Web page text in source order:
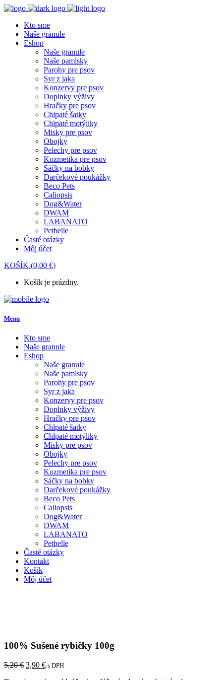
Kto sme
Naše granule
Eshop
Naše granule
Naše pamlsky
Parohy pre psov
Syr z jaka
Konzervy pre psov
Doplnky výživy
Hračky pre psov
Chlpaté šatky
Chlpaté motýliky
Misky pre psov
Obojky
Pelechy pre psov
Kozmetika pre psov
Sáčky na bobky
Darčekové poukážky
Beco Pets
Caliopsis
Dog&Water
DWAM
LABANATO
Petbelle
Časté otázky
Môj účet
KOŠÍK (0,00 €)
Košík je prázdny.
Menu
Kto sme
Naše granule
Eshop
Naše granule
Naše pamlsky
Parohy pre psov
Syr z jaka
Konzervy pre psov
Doplnky výživy
Hračky pre psov
Chlpaté šatky
Chlpaté motýliky
Misky pre psov
Obojky
Pelechy pre psov
Kozmetika pre psov
Sáčky na bobky
Darčekové poukážky
Beco Pets
Caliopsis
Dog&Water
DWAM
LABANATO
Petbelle
Časté otázky
Kontakt
Košík
Môj účet
100% Sušené rybičky 100g
5,20€ Original
3,90 €Current
s DPH